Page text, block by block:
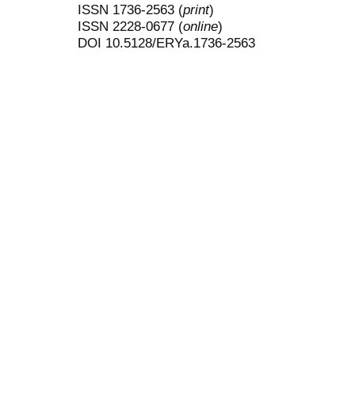
ISSN 1736-2563 (print)
ISSN 2228-0677 (online)
DOI 10.5128/ERYa.1736-2563